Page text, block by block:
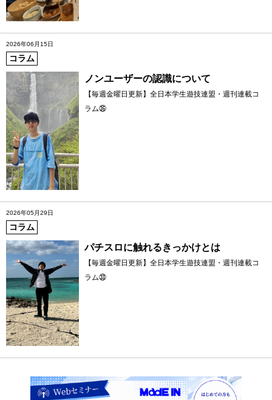
2026年06月15日
コラム
ノンユーザーの認識について
【毎週金曜日更新】全日本学生遊技連盟・週刊連載コ
ラム㉟
2026年05月29日
コラム
パチスロに触れるきっかけとは
【毎週金曜日更新】全日本学生遊技連盟・週刊連載コ
ラム㉝